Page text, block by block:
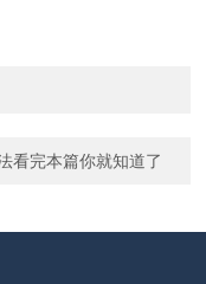
看完本篇你就知道了